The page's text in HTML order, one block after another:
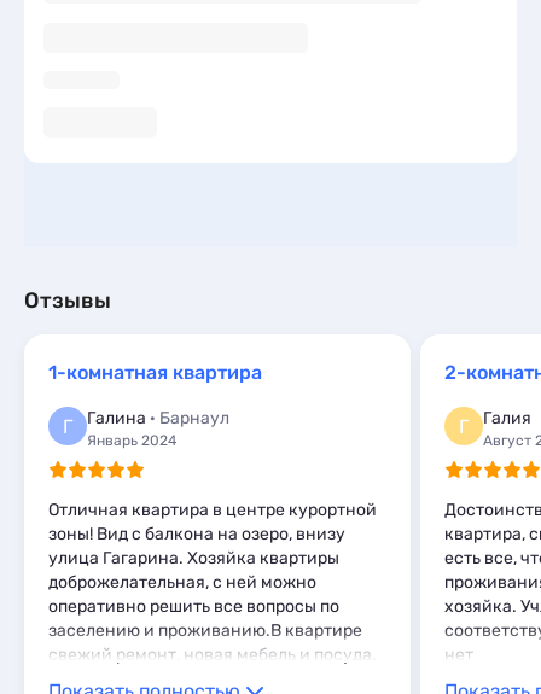
Отзывы
1-комнатная квартира
Г Галина · Барнаул
Январь 2024
Отличная квартира в центре курортной
зоны! Вид с балкона на озеро, внизу
улица Гагарина. Хозяйка квартиры
доброжелательная, с ней можно
оперативно решить все вопросы по
заселению и проживанию.В квартире
свежий ремонт, новая мебель и посуда.
2-
Г Галия
Август
квартира,
есть все,
хозяйка.
нет